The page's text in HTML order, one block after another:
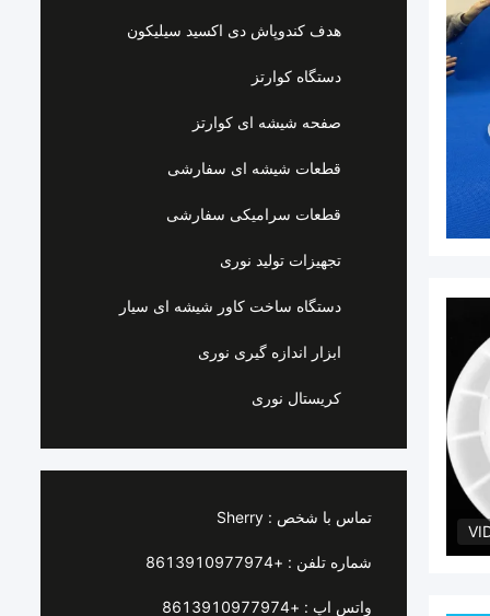
هدف کندوپاش دی اکسید سیلیکون
دستگاه کوارتز
صفحه شیشه ای کوارتز
قطعات شیشه ای سفارشی
قطعات سرامیکی سفارشی
تجهیزات تولید نوری
دستگاه ساخت کاور شیشه ای سیار
ابزار اندازه گیری نوری
کریستال نوری
تماس با شخص : Sherry
شماره تلفن : +8613910977974
واتس اپ : +8613910977974